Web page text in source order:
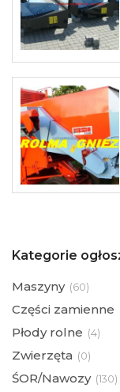
Kategorie
Maszyny (60)
Części zamienne
Płody rolne (4)
Zwierzęta (0)
ŚOR/Nawozy (130)